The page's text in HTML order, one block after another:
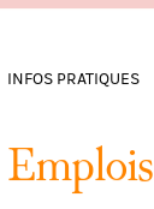
INFOS PRATIQUES
Emplois